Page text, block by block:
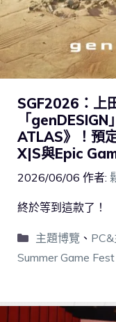
SGF2026：上
「
ATLAS》！預
X|S與Epic
2026/06/06 作者:
終於等到這款了！
主題博覽 、
Summer Game